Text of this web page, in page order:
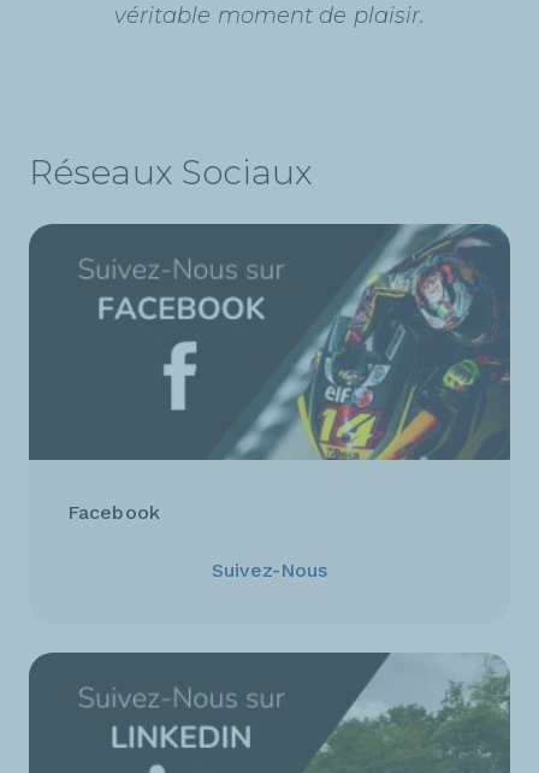
véritable moment de plaisir.
Réseaux Sociaux
Facebook
Suivez-Nous